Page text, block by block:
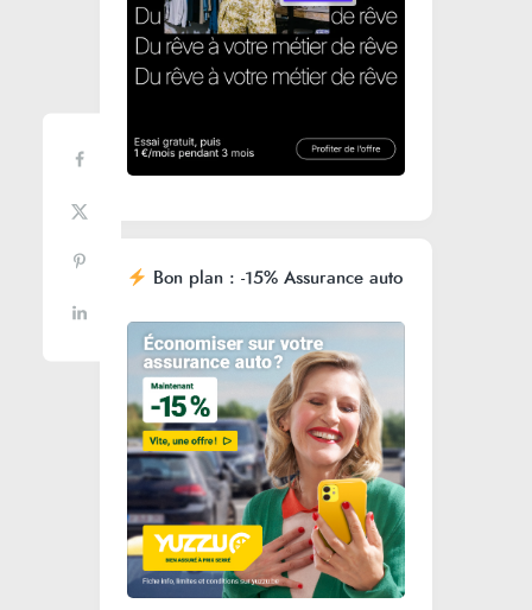
Bon plan : -15% Assurance auto